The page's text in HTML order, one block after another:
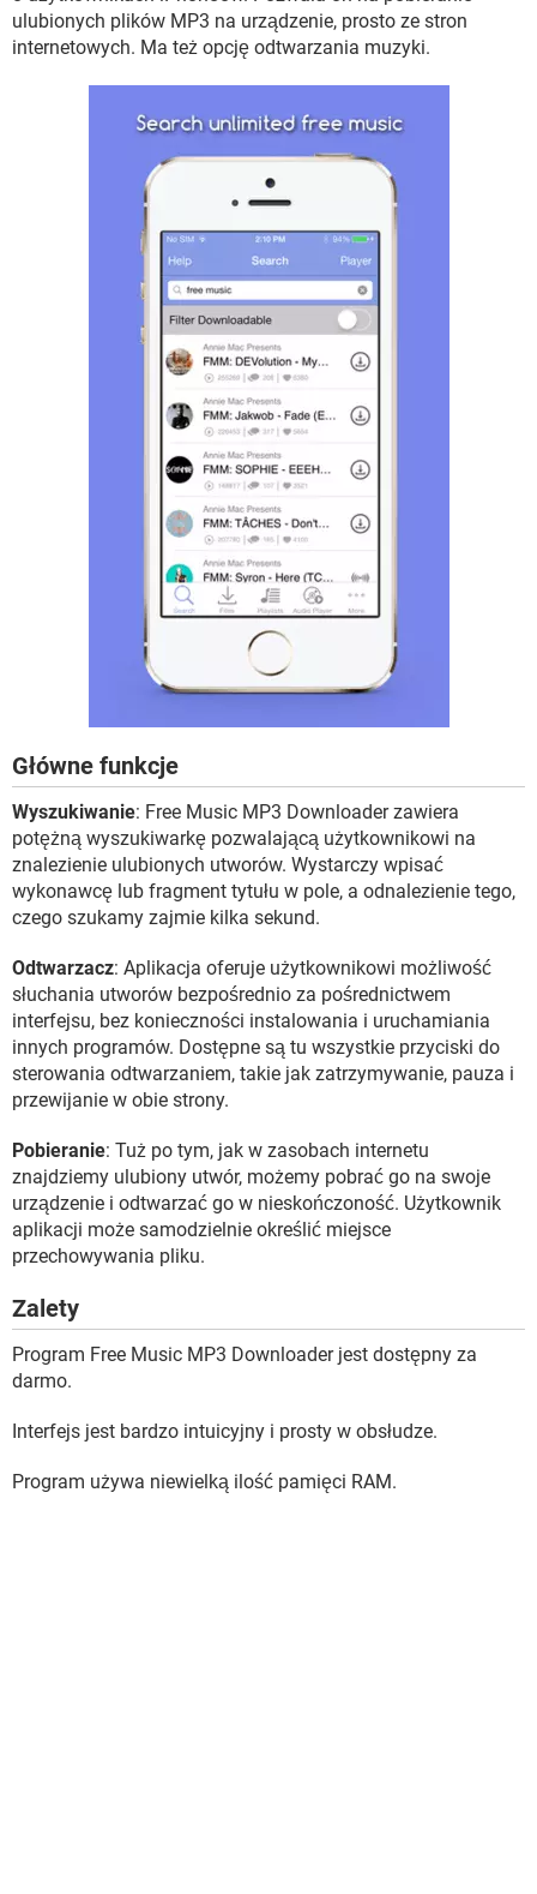
WINDOWS 10
ulubionych plików MP3 na urządzenie, prosto ze stron
internetowych. Ma też opcję odtwarzania muzyki.
Główne funkcje
Wyszukiwanie: Free Music MP3 Downloader zawiera
potężną wyszukiwarkę pozwalającą użytkownikowi na
znalezienie ulubionych utworów. Wystarczy wpisać
wykonawcę lub fragment tytułu w pole, a odnalezienie tego,
czego szukamy zajmie kilka sekund.
Odtwarzacz: Aplikacja oferuje użytkownikowi możliwość
słuchania utworów bezpośrednio za pośrednictwem
interfejsu, bez konieczności instalowania i uruchamiania
innych programów. Dostępne są tu wszystkie przyciski do
sterowania odtwarzaniem, takie jak zatrzymywanie, pauza i
przewijanie w obie strony.
Pobieranie: Tuż po tym, jak w zasobach internetu
znajdziemy ulubiony utwór, możemy pobrać go na swoje
urządzenie i odtwarzać go w nieskończoność. Użytkownik
aplikacji może samodzielnie określić miejsce
przechowywania pliku.
Zalety
Program Free Music MP3 Downloader jest dostępny za
darmo.
Interfejs jest bardzo intuicyjny i prosty w obsłudze.
Program używa niewielką ilość pamięci RAM.